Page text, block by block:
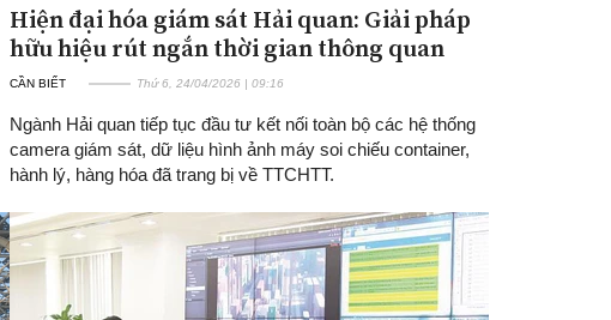
Hiện đại hóa giám sát Hải quan: Giải pháp
hữu hiệu rút ngắn thời gian thông quan
CẦN BIẾT Thứ 6, 24/04/2026 | 09:16
Ngành Hải quan tiếp tục đầu tư kết nối toàn bộ các hệ thống
camera giám sát, dữ liệu hình ảnh máy soi chiếu container,
hành lý, hàng hóa đã trang bị về TTCHTT.